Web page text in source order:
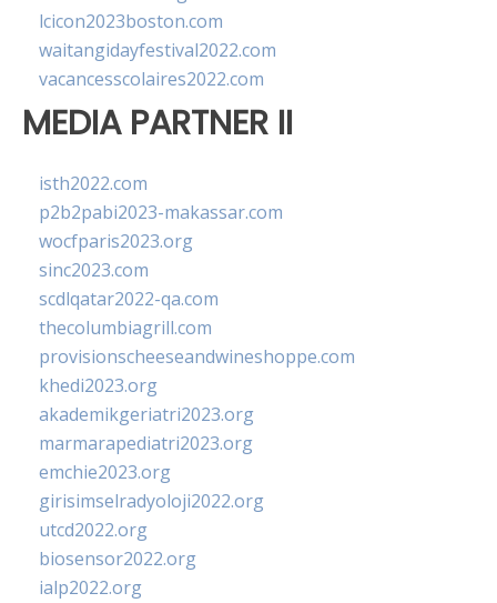
lcicon2023boston.com
waitangidayfestival2022.com
vacancesscolaires2022.com
MEDIA PARTNER II
isth2022.com
p2b2pabi2023-makassar.com
wocfparis2023.org
sinc2023.com
scdlqatar2022-qa.com
thecolumbiagrill.com
provisionscheeseandwineshoppe.com
khedi2023.org
akademikgeriatri2023.org
marmarapediatri2023.org
emchie2023.org
girisimselradyoloji2022.org
utcd2022.org
biosensor2022.org
ialp2022.org